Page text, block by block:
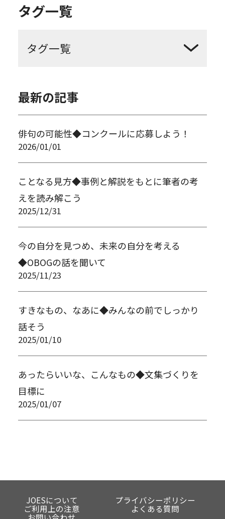
タグ一覧
ロンドン補習授業校
最新の記事
俳句の可能性◆コンクールに応募しよう！
2026/01/01
ことなる見方◆事例と解説をもとに筆者の考
えを読み解こう
2025/12/31
今の自分を見つめ、未来の自分を考える
◆OBOGの話を聞いて
2025/11/23
すきなもの、なあに◆みんなの前でしっかり
話そう
2025/01/10
あったらいいな、こんなもの◆文集づくりを
目標に
2025/01/07
JOESについて プライバシーポリシー
ご利用上の注意 よくある質問